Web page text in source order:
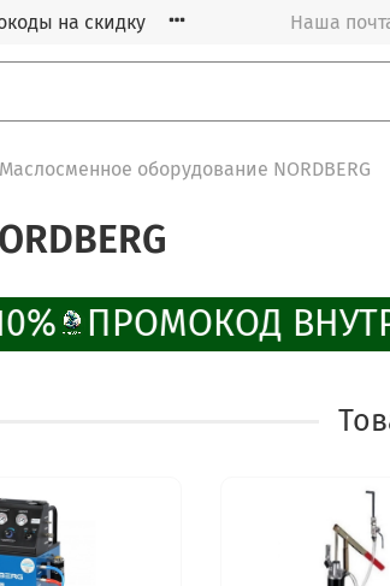
на скидку Наша
Маслосменное оборудование NORDBERG
ПРОМОКОД